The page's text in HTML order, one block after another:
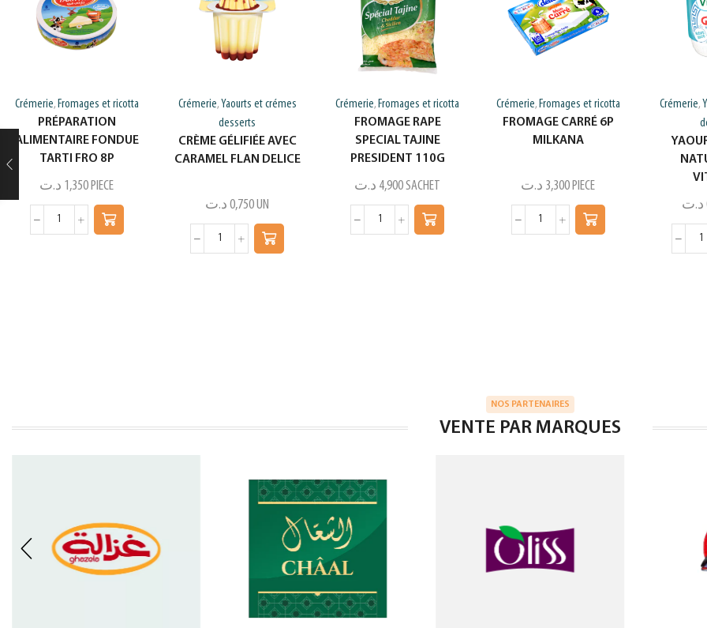
Crémerie, Fromages et ricotta
PRÉPARATION
ALIMENTAIRE FONDUE
TARTI FRO 8P
1,350 د.ت PIECE
Crémerie, Yaourts et crémes
desserts
CRÈME GÉLIFIÉE AVEC
CARAMEL FLAN DELICE
0,750 د.ت UN
Crémerie,Fromages et ricotta
FROMAGE RAPE
SPECIAL TAJINE
PRESIDENT 110G
4,900 د.ت SACHET
Crémerie, Fromages et ricotta
FROMAGE CARRÉ 6P
MILKANA
3,300 د.ت PIECE
Crémerie,
د.ت
NOS PARTENAIRES
VENTE PAR MARQUES